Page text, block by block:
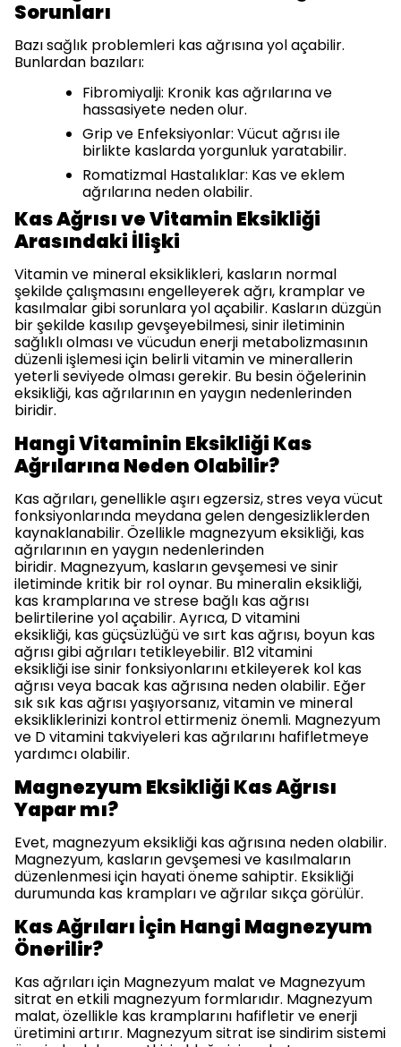
Sorunları
Bazı sağlık problemleri kas ağrısına yol açabilir.
Bunlardan bazıları:
Fibromiyalji: Kronik kas ağrılarına ve
hassasiyete neden olur.
Grip ve Enfeksiyonlar: Vücut ağrısı ile
birlikte kaslarda yorgunluk yaratabilir.
Romatizmal Hastalıklar: Kas ve eklem
ağrılarına neden olabilir.
Kas Ağrısı ve Vitamin Eksikliği
Arasındaki İlişki
Vitamin ve mineral eksiklikleri, kasların normal
şekilde çalışmasını engelleyerek ağrı, kramplar ve
kasılmalar gibi sorunlara yol açabilir. Kasların düzgün
bir şekilde kasılıp gevşeyebilmesi, sinir iletiminin
sağlıklı olması ve vücudun enerji metabolizmasının
düzenli işlemesi için belirli vitamin ve minerallerin
yeterli seviyede olması gerekir. Bu besin öğelerinin
eksikliği, kas ağrılarının en yaygın nedenlerinden
biridir.
Hangi Vitaminin Eksikliği Kas
Ağrılarına Neden Olabilir?
Kas ağrıları, genellikle aşırı egzersiz, stres veya vücut
fonksiyonlarında meydana gelen dengesizliklerden
kaynaklanabilir. Özellikle magnezyum eksikliği, kas
ağrılarının en yaygın nedenlerinden
biridir. Magnezyum, kasların gevşemesi ve sinir
iletiminde kritik bir rol oynar. Bu mineralin eksikliği,
kas kramplarına ve strese bağlı kas ağrısı
belirtilerine yol açabilir. Ayrıca, D vitamini
eksikliği, kas güçsüzlüğü ve sırt kas ağrısı, boyun kas
ağrısı gibi ağrıları tetikleyebilir. B12 vitamini
eksikliği ise sinir fonksiyonlarını etkileyerek kol kas
ağrısı veya bacak kas ağrısına neden olabilir. Eğer
sık sık kas ağrısı yaşıyorsanız, vitamin ve mineral
eksikliklerinizi kontrol ettirmeniz önemli. Magnezyum
ve D vitamini takviyeleri kas ağrılarını hafifletmeye
yardımcı olabilir.
Magnezyum Eksikliği Kas Ağrısı
Yapar mı?
Evet, magnezyum eksikliği kas ağrısına neden olabilir.
Magnezyum, kasların gevşemesi ve kasılmaların
düzenlenmesi için hayati öneme sahiptir. Eksikliği
durumunda kas krampları ve ağrılar sıkça görülür.
Kas Ağrıları İçin Hangi Magnezyum
Önerilir?
Kas ağrıları için Magnezyum malat ve Magnezyum
sitrat en etkili magnezyum formlarıdır. Magnezyum
malat, özellikle kas kramplarını hafifletir ve enerji
üretimini artırır. Magnezyum sitrat ise sindirim sistemi